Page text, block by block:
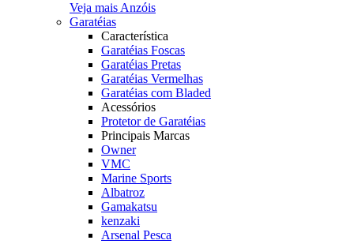
Veja mais Anzóis
Garatéias
Característica
Garatéias Foscas
Garatéias Pretas
Garatéias Vermelhas
Garatéias com Bladed
Acessórios
Protetor de Garatéias
Principais Marcas
Owner
VMC
Marine Sports
Albatroz
Gamakatsu
kenzaki
Arsenal Pesca